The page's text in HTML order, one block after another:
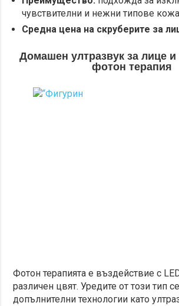
чувствителни и нежни типове
Средна цена на скруберите за
Домашен ултразвук за лице и
фотон терапия
Фотон терапията е въздействие с
различен цвят. Уредите от този тип
допълнителни технологии като